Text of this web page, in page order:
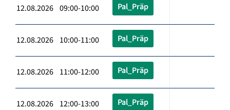
12.08.2026 09:00-10:00 Pal_Präp
12.08.2026 10:00-11:00 Pal_Präp
12.08.2026 11:00-12:00 Pal_Präp
12.08.2026 12:00-13:00 Pal_Präp